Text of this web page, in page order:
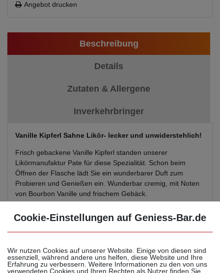
Angebot drucken
Beschreibung
Details
Zutaten & Allergene
Inverkehrbringer
Vanille Kipferl Sahne Likör- lecker und unwiderstehlich!
Frisch gebackene Vanille Kipferl standen unserer
Likörmanufaktur Pate für diese Spezialität. Schon beim
Öffnen der Flasche lädt Sie ein wunderbarer Duft zum
Probieren und Genießen ein. Wunderbar cremig, mit Noten
von Bourbon Vanille und frischem Gebäck.
mit Sahne!
In handschriftlichem Retro- Look!
Cookie-Einstellungen auf Geniess-Bar.de
Wir nutzen Cookies auf unserer Website. Einige von diesen sind
essenziell, während andere uns helfen, diese Website und Ihre
Erfahrung zu verbessern. Weitere Informationen zu den von uns
verwendeten Cookies und Ihren Rechten als Nutzer finden Sie